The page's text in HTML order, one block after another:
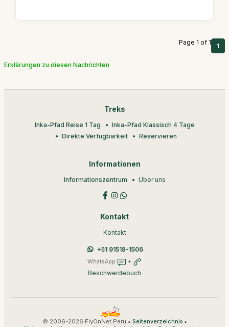
Page 1 of 1 1
Erklärungen zu diesen Nachrichten
Treks
Inka-Pfad Reise 1 Tag
Inka-Pfad Klassisch 4 Tage
Direkte Verfügbarkeit
Reservieren
Informationen
Informationszentrum Über uns
Kontakt
Kontakt
+51 91518-1506
WhatsApp +
Beschwerdebuch
© 2006-2026 FlyOnNet Peru • Seitenverzeichnis•